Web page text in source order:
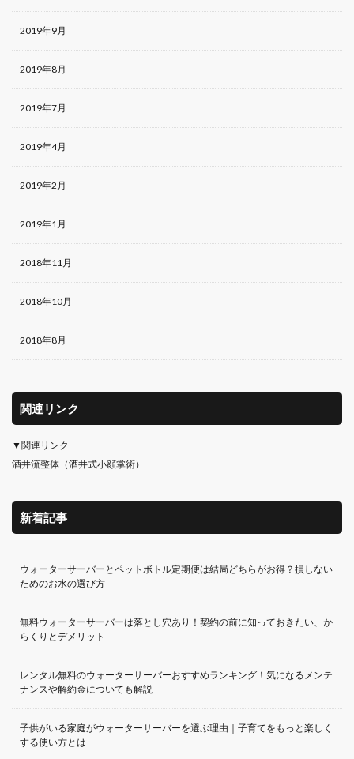
2019年9月
2019年8月
2019年7月
2019年4月
2019年2月
2019年1月
2018年11月
2018年10月
2018年8月
関連リンク
▼関連リンク
酒井流整体（酒井式小顔掌術）
新着記事
ウォーターサーバーとペットボトル定期便は結局どちらがお得？損しない
ためのお水の選び方
無料ウォーターサーバーは落とし穴あり！契約の前に知っておきたい、か
らくりとデメリット
レンタル無料のウォーターサーバーおすすめランキング！気になるメンテ
ナンスや解約金についても解説
子供がいる家庭がウォーターサーバーを選ぶ理由｜子育てをもっと楽しく
する使い方とは